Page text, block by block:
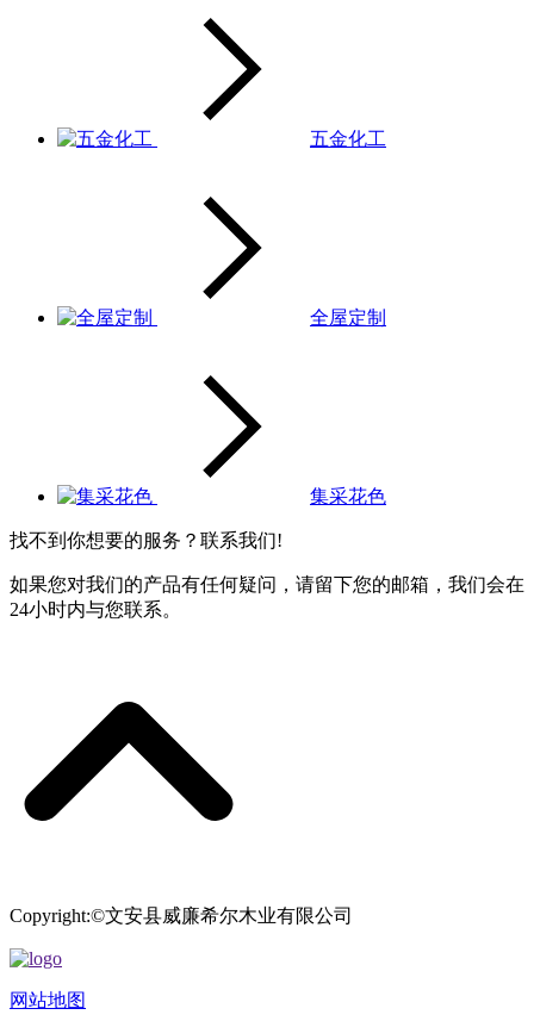
五金化工
全屋定制
集采花色
找不到你想要的服务？联系我们!
如果您对我们的产品有任何疑问，请留下您的邮箱，我们会在
24小时内与您联系。
Copyright:©文安县威廉希尔木业有限公司
网站地图